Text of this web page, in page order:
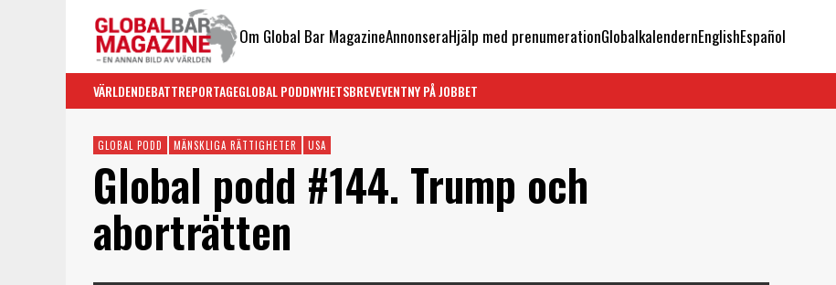
Om Global Bar MagazineAnnonseraHjälp med prenumerationGlobalkalendernEnglishEspañol
VÄRLDENDEBATTREPORTAGEGLOBAL PODDNYHETSBREVEVENTNY PÅ JOBBET
GLOBAL PODD MÄNSKLIGA RÄTTIGHETER USA
Global podd #144. Trump och
aborträtten